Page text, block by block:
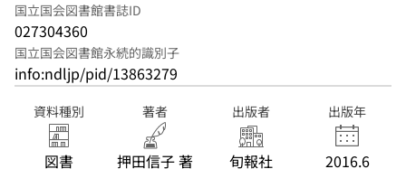
国立国会図書館書誌ID
027304360
国立国会図書館永続的識別子
info:ndljp/pid/13863279
資料種別
図書
著者
押田信子 著
出版者
旬報社
出版年
2016.6